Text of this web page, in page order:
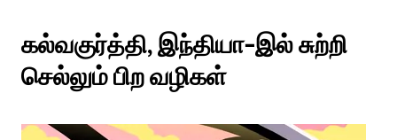
கல்வகுர்த்தி, இந்தியா-இல் சுற்றி
செல்லும் பிற வழிகள்